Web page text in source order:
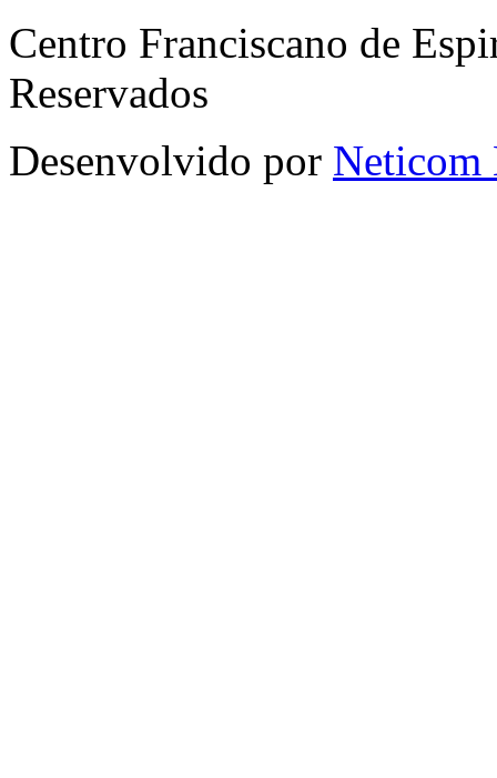
Centro Franciscano de
Reservados
Desenvolvido por Neticom